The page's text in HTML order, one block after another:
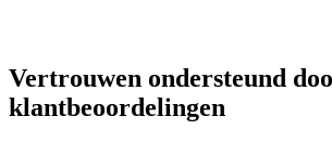
Vertrouwen ondersteund
klantbeoordelingen